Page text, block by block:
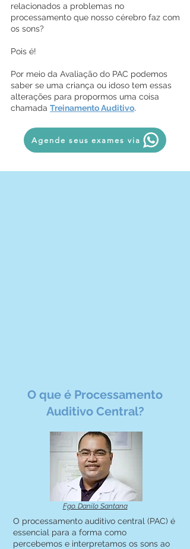
relacionados a problemas no
processamento que nosso cérebro faz com
os sons?
Pois é!
Por meio da Avaliação do PAC podemos
saber se uma criança ou idoso tem essas
alterações para propormos uma coisa
chamada Treinamento Auditivo.
Agende seus exames via
O que é Processamento
Auditivo Central?
Fgo. Danilo Santana
O processamento auditivo central (PAC) é
essencial para a forma como
percebemos e interpretamos os sons ao